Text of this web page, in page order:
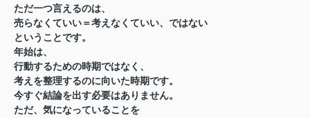
ただ一つ言えるのは、
売らなくていい＝考えなくていい、ではない
ということです。
年始は、
行動するための時期ではなく、
考えを整理するのに向いた時期です。
今すぐ結論を出す必要はありません。
ただ、気になっていることを